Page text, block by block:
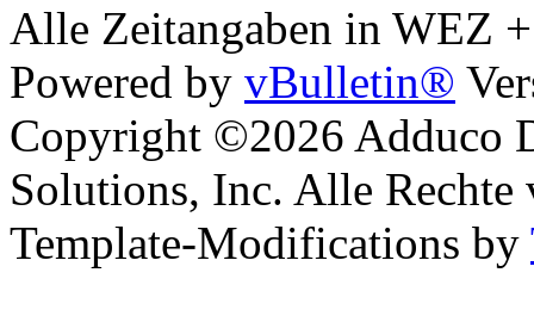
Alle Zeitangaben in WEZ
Powered by vBulletin®
Copyright ©2026 Adduco
Solutions, Inc. Alle Rechte
Template-Modifications by